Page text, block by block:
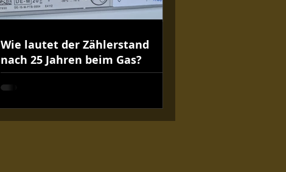
Wie lautet der Zählerstand
nach 25 Jahren beim Gas?